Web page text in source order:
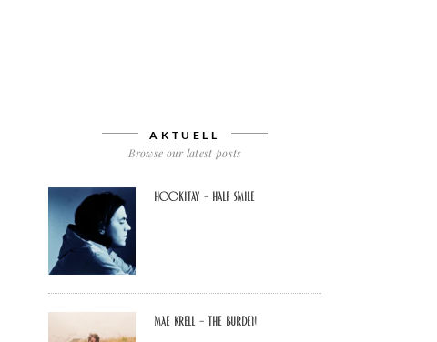
AKTUELL
Browse our latest posts
Hockitay – half smile
Mae Krell – the burden